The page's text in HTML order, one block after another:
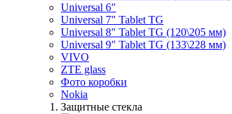
Universal 6"
Universal 7" Tablet TG
Universal 8" Tablet TG (120\205 мм)
Universal 9" Tablet TG (133\228 мм)
VIVO
ZTE glass
Фото коробки
Nokia
Защитные стекла